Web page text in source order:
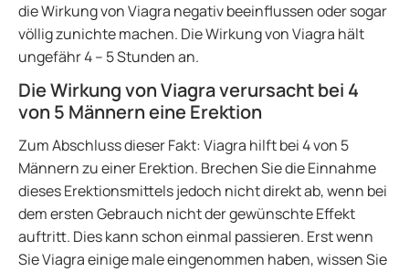
die Wirkung von Viagra negativ beeinflussen oder sogar
völlig zunichte machen. Die Wirkung von Viagra hält
ungefähr 4 – 5 Stunden an.
Die Wirkung von Viagra verursacht bei 4
von 5 Männern eine Erektion
Zum Abschluss dieser Fakt: Viagra hilft bei 4 von 5
Männern zu einer Erektion. Brechen Sie die Einnahme
dieses Erektionsmittels jedoch nicht direkt ab, wenn bei
dem ersten Gebrauch nicht der gewünschte Effekt
auftritt. Dies kann schon einmal passieren. Erst wenn
Sie Viagra einige male eingenommen haben, wissen Sie